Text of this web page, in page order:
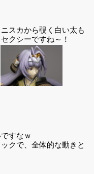
スカから覗く白い太も
クシーですね～！
すなｗ
クで、全体的な動きと